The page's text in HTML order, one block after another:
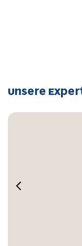
Unsere